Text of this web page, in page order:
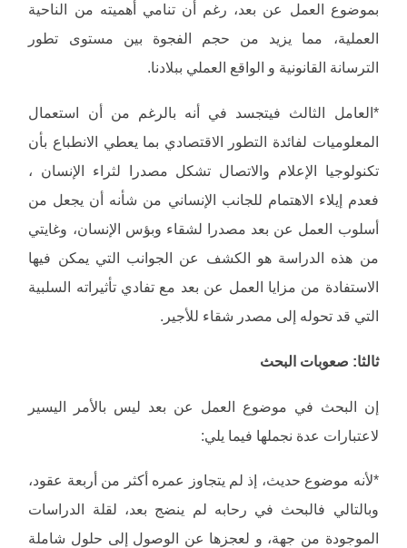
بموضوع العمل عن بعد، رغم أن تنامي أهميته من الناحية
العملية، مما يزيد من حجم الفجوة بين مستوى تطور
الترسانة القانونية و الواقع العملي ببلادنا.
*العامل الثالث فيتجسد في أنه بالرغم من أن استعمال
المعلوميات لفائدة التطور الاقتصادي بما يعطي الانطباع بأن
تكنولوجيا الإعلام والاتصال تشكل مصدرا لثراء الإنسان ،
فعدم إيلاء الاهتمام للجانب الإنساني من شأنه أن يجعل من
أسلوب العمل عن بعد مصدرا لشقاء وبؤس الإنسان، وغايتي
من هذه الدراسة هو الكشف عن الجوانب التي يمكن فيها
الاستفادة من مزايا العمل عن بعد مع تفادي تأثيراته السلبية
التي قد تحوله إلى مصدر شقاء للأجير.
ثالثا: صعوبات البحث
إن البحث في موضوع العمل عن بعد ليس بالأمر اليسير
لاعتبارات عدة نجملها فيما يلي:
*لأنه موضوع حديث، إذ لم يتجاوز عمره أكثر من أربعة عقود،
وبالتالي فالبحث في رحابه لم ينضج بعد، لقلة الدراسات
الموجودة من جهة، و لعجزها عن الوصول إلى حلول شاملة